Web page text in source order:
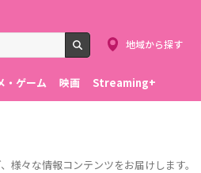
検索
地域から探す
・ゲーム 映画 Streaming+
々な情報コンテンツをお届けします。